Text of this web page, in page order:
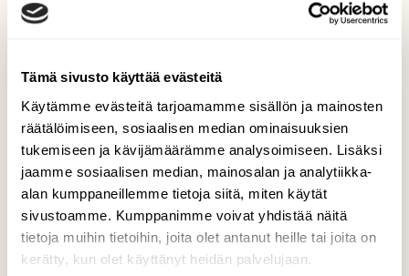
Tämä sivusto käyttää evästeitä
Käytämme evästeitä tarjoamamme sisällön ja mainosten
räätälöimiseen, sosiaalisen median ominaisuuksien
tukemiseen ja kävijämäärämme analysoimiseen. Lisäksi
jaamme sosiaalisen median, mainosalan ja analytiikka-
alan kumppaneillemme tietoja siitä, miten käytät
sivustoamme. Kumppanimme voivat yhdistää näitä
tietoja muihin tietoihin, joita olet antanut heille tai joita on
kerätty, kun olet käyttänyt heidän palvelujaan.
Puolukka kukkii